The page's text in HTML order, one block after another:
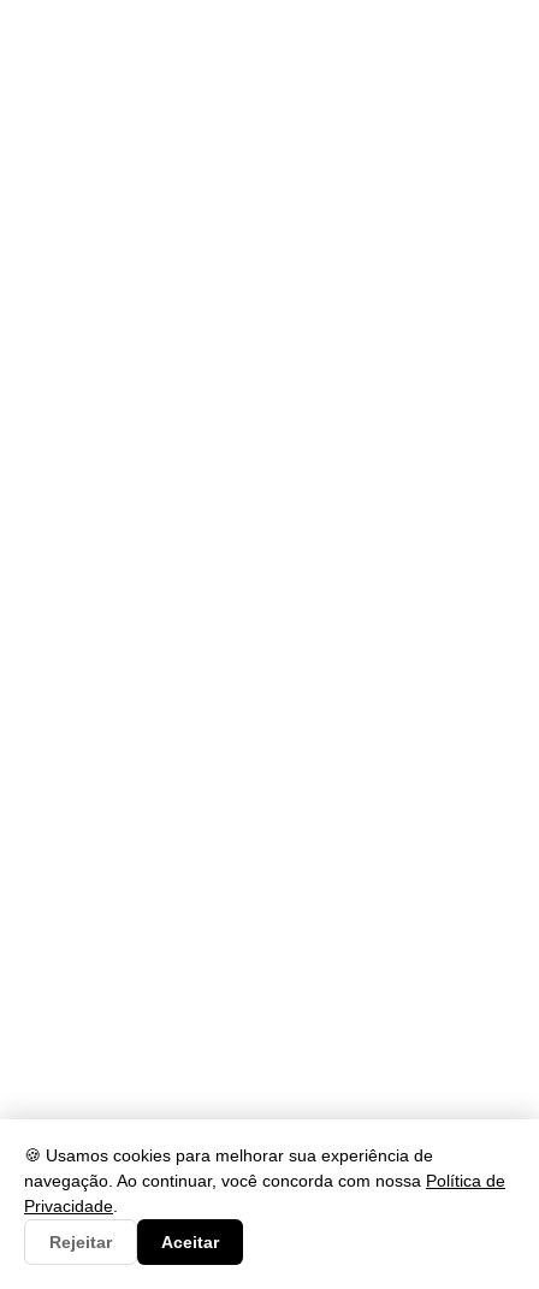
🍪 Usamos cookies para melhorar sua experiência de
navegação. Ao continuar, você concorda com nossa Política de
Privacidade
Rejeitar
Aceitar